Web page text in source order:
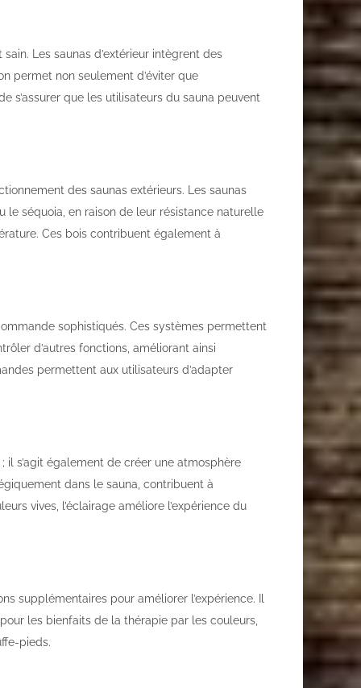
Les saunas d’extérieur intègrent des
permet non seulement d’éviter que
s’assurer que les utilisateurs du sauna peuvent
des saunas extérieurs. Les saunas
séquoia, en raison de leur résistance naturelle
Ces bois contribuent également à
sophistiqués. Ces systèmes permettent
d’autres fonctions, améliorant ainsi
permettent aux utilisateurs d’adapter
il s’agit également de créer une atmosphère
dans le sauna, contribuent à
vives, l’éclairage améliore l’expérience du
supplémentaires pour améliorer l’expérience. Il
les bienfaits de la thérapie par les couleurs,
pieds.